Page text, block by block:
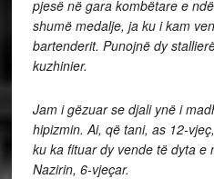
pjesë në gara kombëtare e
shumë medalje, ja ku i kam
bartenderit. Punojnë dy
kuzhinier.
Jam i gëzuar se djali ynë i
hipizmin. Ai, që tani, as 12-
ku ka fituar dy vende të dyta e
Nazirin, 6-vjeçar.